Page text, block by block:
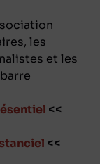
les
et les
<<
<<